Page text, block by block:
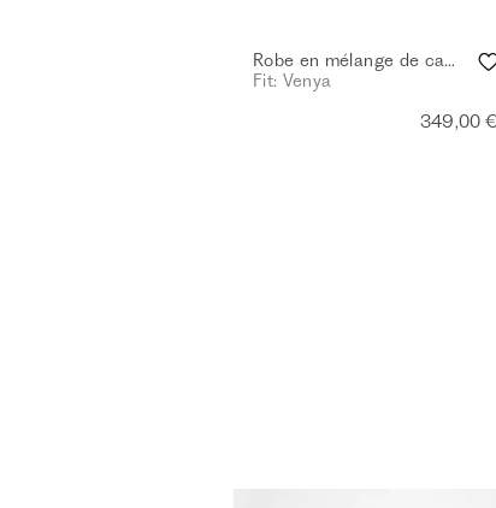
Robe en mélange de cachemire - anthra.mel.
Fit: Venya
349,00